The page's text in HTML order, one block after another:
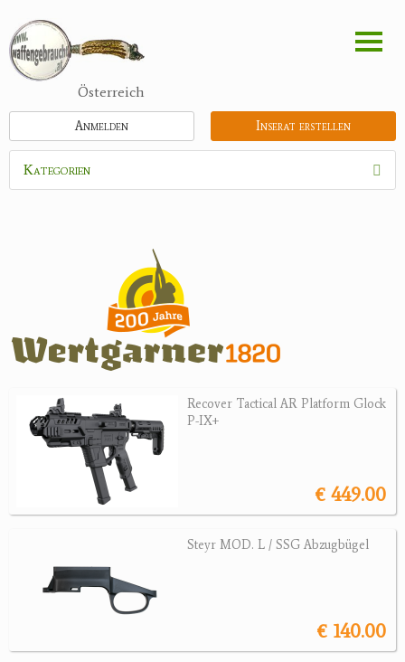
zum
Inhalt
Österreich
Inserat erstellen
Anmelden
Kategorien
Kipplaufgewehre
Kleinkalibergewehre
Repetiererbüchse
Luftdruckwaffen
Pistolen
Revolver
Sonstige Waffen
Bogensport
Recover Tactical AR Platform Glock
P-IX+
€ 449.00
Steyr MOD. L / SSG Abzugbügel
€ 140.00